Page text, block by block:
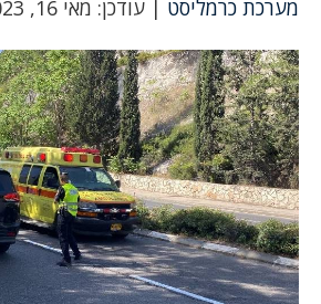
מערכת כרמליסט | עודכן: מאי 16, 2023